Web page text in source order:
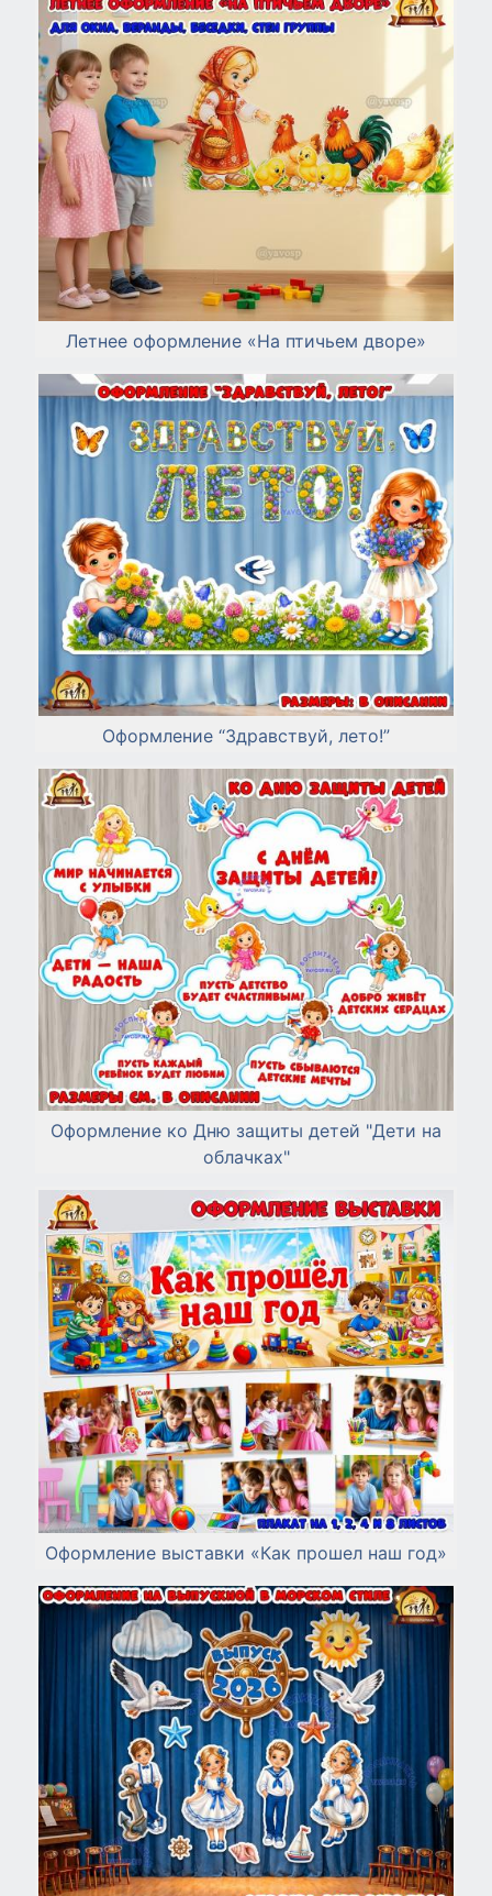
Летнее оформление «На птичьем дворе»
Оформление “Здравствуй, лето!”
Оформление ко Дню защиты детей "Дети на
облачках"
Оформление выставки «Как прошел наш год»